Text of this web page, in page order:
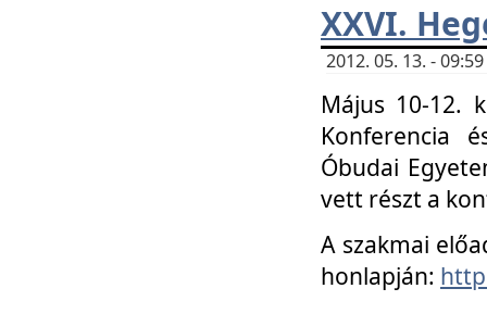
XXVI.
2012. 05. 13. -
Május 10-12.
Konferencia
Óbudai
vett részt a
A szakmai
honlapján: